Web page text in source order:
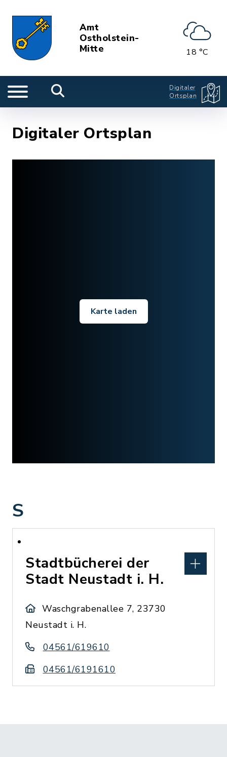
Amt
Ostholstein-
Mitte
18 °C
Digitaler
Ortsplan
Digitaler Ortsplan
Karte laden
S
Stadtbücherei der
Stadt Neustadt i. H.
Waschgrabenallee 7, 23730
Neustadt i. H.
04561/619610
04561/6191610